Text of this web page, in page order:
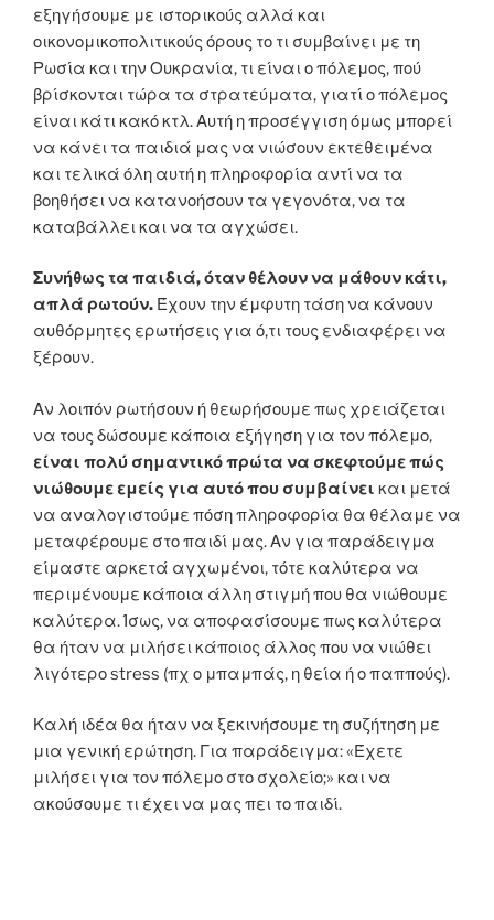
εξηγήσουμε με ιστορικούς αλλά και
οικονομικοπολιτικούς όρους το τι συμβαίνει με τη
Ρωσία και την Ουκρανία, τι είναι ο πόλεμος, πού
βρίσκονται τώρα τα στρατεύματα, γιατί ο πόλεμος
είναι κάτι κακό κτλ. Αυτή η προσέγγιση όμως μπορεί
να κάνει τα παιδιά μας να νιώσουν εκτεθειμένα
και τελικά όλη αυτή η πληροφορία αντί να τα
βοηθήσει να κατανοήσουν τα γεγονότα, να τα
καταβάλλει και να τα αγχώσει.
Συνήθως τα παιδιά, όταν θέλουν να μάθουν κάτι,
απλά ρωτούν. Έχουν την έμφυτη τάση να κάνουν
αυθόρμητες ερωτήσεις για ό,τι τους ενδιαφέρει να
ξέρουν.
Αν λοιπόν ρωτήσουν ή θεωρήσουμε πως χρειάζεται
να τους δώσουμε κάποια εξήγηση για τον πόλεμο,
είναι πολύ σημαντικό πρώτα να σκεφτούμε πώς
νιώθουμε εμείς για αυτό που συμβαίνει και μετά
να αναλογιστούμε πόση πληροφορία θα θέλαμε να
μεταφέρουμε στο παιδί μας. Αν για παράδειγμα
είμαστε αρκετά αγχωμένοι, τότε καλύτερα να
περιμένουμε κάποια άλλη στιγμή που θα νιώθουμε
καλύτερα. Ίσως, να αποφασίσουμε πως καλύτερα
θα ήταν να μιλήσει κάποιος άλλος που να νιώθει
λιγότερο stress (πχ ο μπαμπάς, η θεία ή ο παππούς).
Καλή ιδέα θα ήταν να ξεκινήσουμε τη συζήτηση με
μια γενική ερώτηση. Για παράδειγμα: «Έχετε
μιλήσει για τον πόλεμο στο σχολείο;» και να
ακούσουμε τι έχει να μας πει το παιδί.